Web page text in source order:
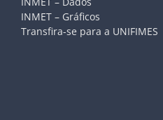
INMET – Gráficos
Transfira-se para a UNIFIMES